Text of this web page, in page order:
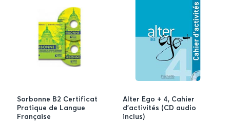
Sorbonne B2 Certificat
Pratique de Langue
Française
Alter Ego + 4, Cahier
d'activités (CD audio
inclus)